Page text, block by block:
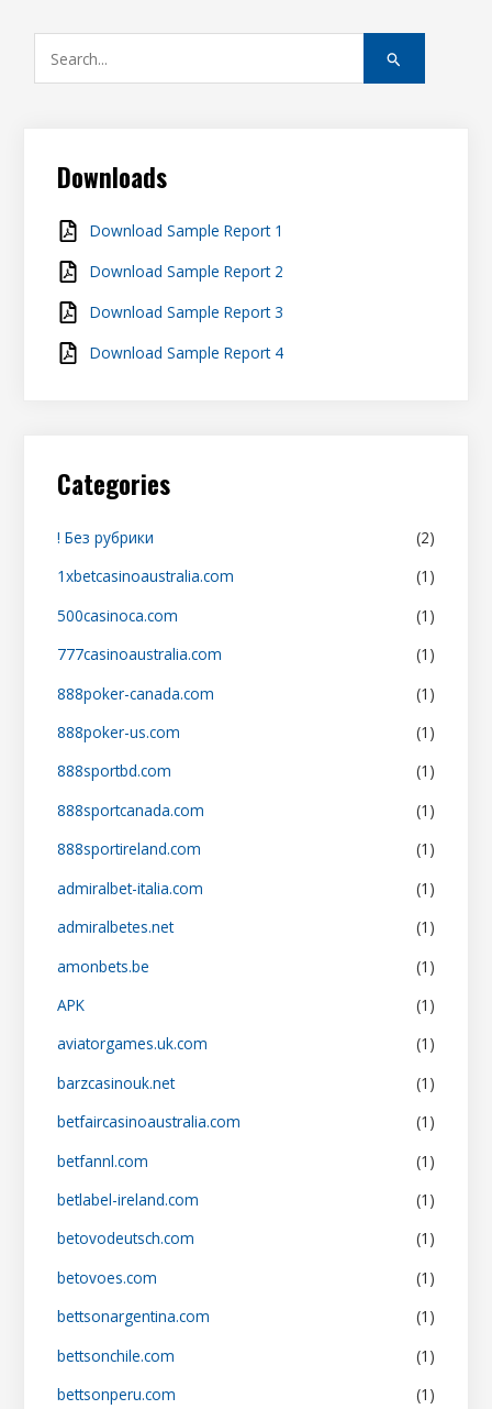
Downloads
Download Sample Report 1
Download Sample Report 2
Download Sample Report 3
Download Sample Report 4
Categories
! Без рубрики
(2)
1xbetcasinoaustralia.com
(1)
500casinoca.com
(1)
777casinoaustralia.com
(1)
888poker-canada.com
(1)
888poker-us.com
(1)
888sportbd.com
(1)
888sportcanada.com
(1)
888sportireland.com
(1)
admiralbet-italia.com
(1)
admiralbetes.net
(1)
amonbets.be
(1)
APK
(1)
aviatorgames.uk.com
(1)
barzcasinouk.net
(1)
betfaircasinoaustralia.com
(1)
betfannl.com
(1)
betlabel-ireland.com
(1)
betovodeutsch.com
(1)
betovoes.com
(1)
bettsonargentina.com
(1)
bettsonchile.com
(1)
bettsonperu.com
(1)